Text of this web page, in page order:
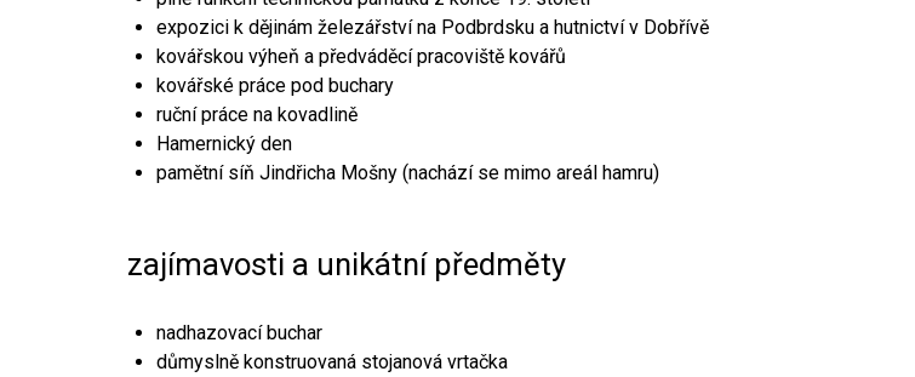
expozici k dějinám železářství na Podbrdsku a hutnictví v Dobřívě
kovářskou výheň a předváděcí pracoviště kovářů
kovářské práce pod buchary
ruční práce na kovadlině
Hamernický den
pamětní síň Jindřicha Mošny (nachází se mimo areál hamru)
zajímavosti a unikátní předměty
nadhazovací buchar
důmyslně konstruovaná stojanová vrtačka